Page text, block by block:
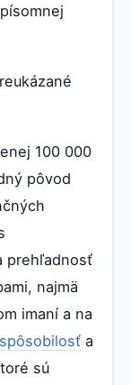
100 000
pôvod
prehľadnosť
najmä
imaní a na
spôsobilosť a
sú